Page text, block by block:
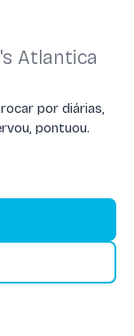
Atlantica
por diárias,
pontuou.